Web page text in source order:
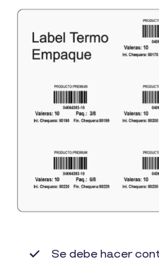
Se debe hacer